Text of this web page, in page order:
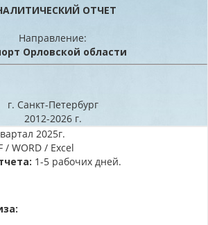
ОТЧЕТ
Направление:
Орловской области
г. Санкт-Петербург
2012-2026 г.
2025г.
/ WORD / Excel
1-5 рабочих дней.